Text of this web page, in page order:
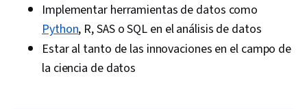
Implementar herramientas de datos como
Python, R, SAS o SQL en el análisis de datos
Estar al tanto de las innovaciones en el campo de
la ciencia de datos